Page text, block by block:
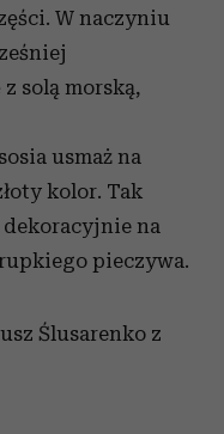
W naczyniu
solą morską,
usmaż na
kolor. Tak
na
pieczywa.
Ślusarenko z